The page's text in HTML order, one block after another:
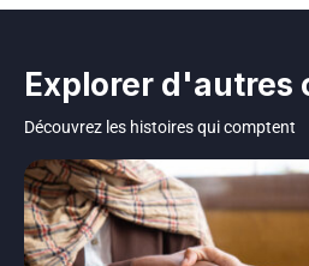
Explorer d'autres
Découvrez les histoires qui comptent